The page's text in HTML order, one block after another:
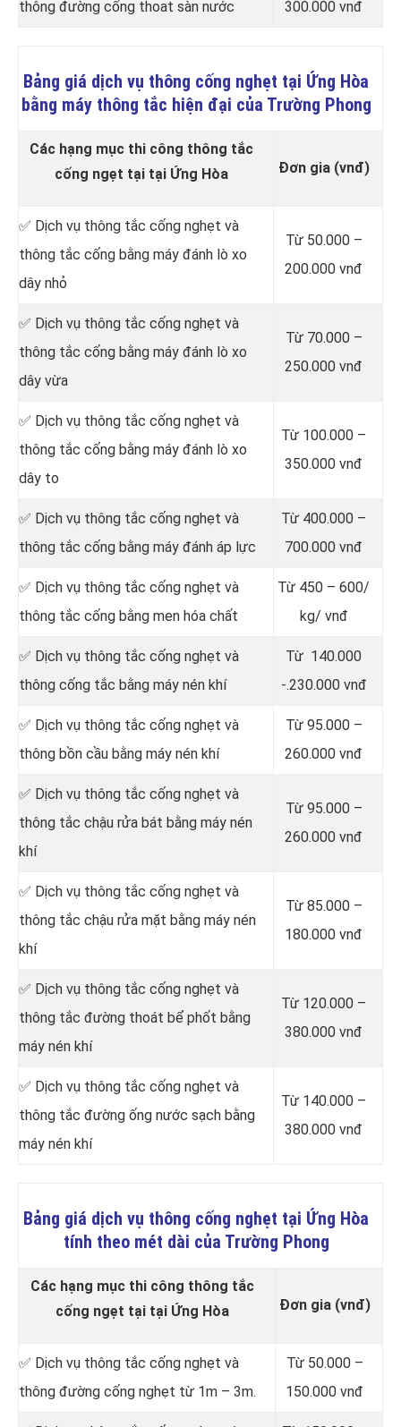
thông đường cống thoat sàn nước
300.000 vnđ
Bảng giá dịch vụ thông cống nghẹt tại Ứng Hòa
bằng máy thông tắc hiện đại của Trường Phong
Các hạng mục thi công thông tắc
cống ngẹt tại tại Ứng Hòa
Đơn gia (vnđ)
✅ Dịch vụ thông tắc cống nghẹt và
thông tắc cống bằng máy đánh lò xo
dây nhỏ
Từ 50.000 –
200.000 vnđ
✅ Dịch vụ thông tắc cống nghẹt và
thông tắc cống bằng máy đánh lò xo
dây vừa
Từ 70.000 –
250.000 vnđ
✅ Dịch vụ thông tắc cống nghẹt và
thông tắc cống bằng máy đánh lò xo
dây to
Từ 100.000 –
350.000 vnđ
✅ Dịch vụ thông tắc cống nghẹt và
thông tắc cống bằng máy đánh áp lực
Từ 400.000 –
700.000 vnđ
✅ Dịch vụ thông tắc cống nghẹt và
thông tắc cống bằng men hóa chất
Từ 450 – 600/
kg/ vnđ
✅ Dịch vụ thông tắc cống nghẹt và
thông cống tắc bằng máy nén khí
Từ 140.000
-.230.000 vnđ
✅ Dịch vụ thông tắc cống nghẹt và
thông bồn cầu bằng máy nén khí
Từ 95.000 –
260.000 vnđ
✅ Dịch vụ thông tắc cống nghẹt và
thông tắc chậu rửa bát bằng máy nén
khí
Từ 95.000 –
260.000 vnđ
✅ Dịch vụ thông tắc cống nghẹt và
thông tắc chậu rửa mặt bằng máy nén
khí
Từ 85.000 –
180.000 vnđ
✅ Dịch vụ thông tắc cống nghẹt và
thông tắc đường thoát bể phốt bằng
máy nén khí
Từ 120.000 –
380.000 vnđ
✅ Dịch vụ thông tắc cống nghẹt và
thông tắc đường ống nước sạch bằng
máy nén khí
Từ 140.000 –
380.000 vnđ
Bảng giá dịch vụ thông cống nghẹt tại Ứng Hòa
tính theo mét dài của Trường Phong
Các hạng mục thi công thông tắc
cống ngẹt tại tại Ứng Hòa
Đơn gia (vnđ)
✅ Dịch vụ thông tắc cống nghẹt và
thông đường cống nghẹt từ 1m – 3m.
Từ 50.000 –
150.000 vnđ